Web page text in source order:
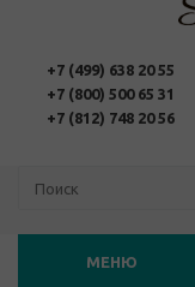
+7 (499) 638 20 55
+7 (800) 500 65 31
+7 (812) 748 20 56
МЕНЮ